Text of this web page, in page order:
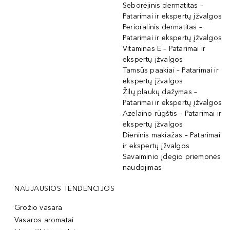
Seborėjinis dermatitas –
Patarimai ir ekspertų įžvalgos
Perioralinis dermatitas –
Patarimai ir ekspertų įžvalgos
Vitaminas E – Patarimai ir
ekspertų įžvalgos
Tamsūs paakiai – Patarimai ir
ekspertų įžvalgos
Žilų plaukų dažymas –
Patarimai ir ekspertų įžvalgos
Azelaino rūgštis – Patarimai ir
ekspertų įžvalgos
Dieninis makiažas – Patarimai
ir ekspertų įžvalgos
Savaiminio įdegio priemonės
naudojimas
NAUJAUSIOS TENDENCIJOS
Grožio vasara
Vasaros aromatai